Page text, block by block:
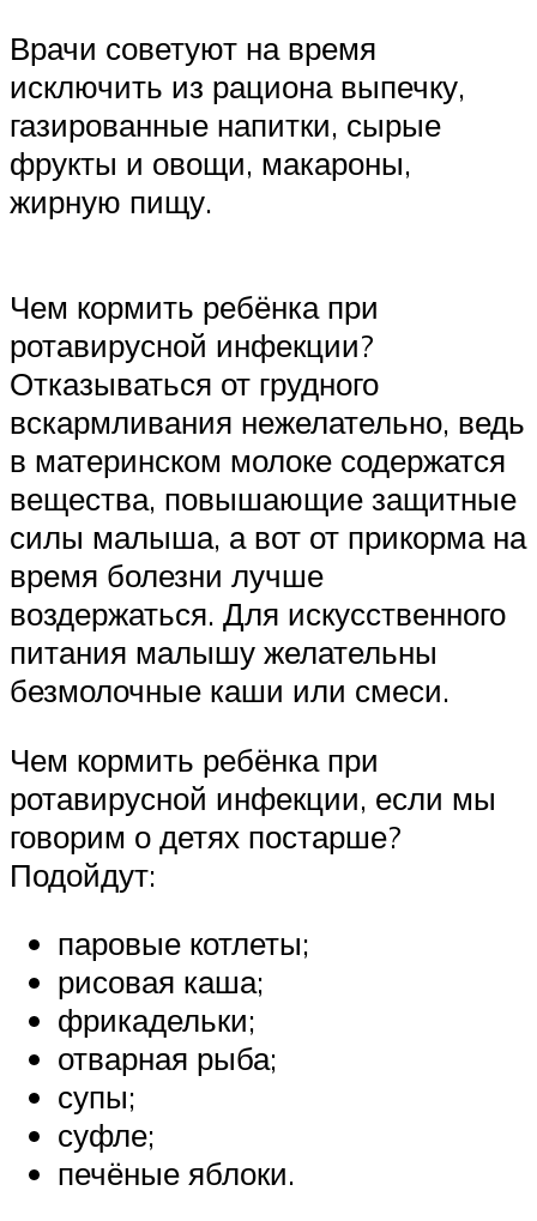
Врачи советуют на время
исключить из рациона выпечку,
газированные напитки, сырые
фрукты и овощи, макароны,
жирную пищу.
Чем кормить ребёнка при
ротавирусной инфекции?
Отказываться от грудного
вскармливания нежелательно, ведь
в материнском молоке содержатся
вещества, повышающие защитные
силы малыша, а вот от прикорма на
время болезни лучше
воздержаться. Для искусственного
питания малышу желательны
безмолочные каши или смеси.
Чем кормить ребёнка при
ротавирусной инфекции, если мы
говорим о детях постарше?
Подойдут:
паровые котлеты;
рисовая каша;
фрикадельки;
отварная рыба;
супы;
суфле;
печёные яблоки.